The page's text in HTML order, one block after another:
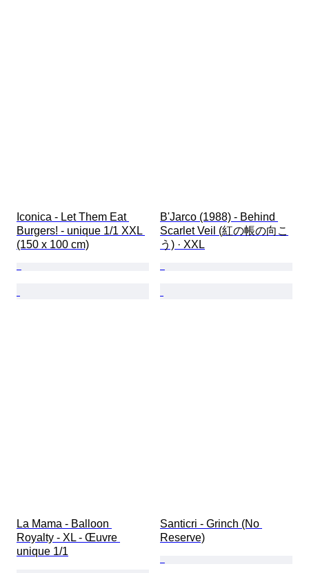
Iconica - Let Them Eat
Burgers! - unique 1/1 XXL
(150 x 100 cm)
B'Jarco (1988) - Behind
Scarlet Veil (紅の帳の向こ
う) · XXL
La Mama - Balloon
Royalty - XL - Œuvre
unique 1/1
Santicri - Grinch (No
Reserve)